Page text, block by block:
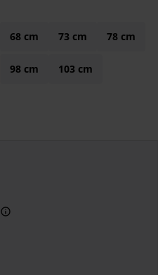
68 cm 73 cm 78 cm
98 cm
103 cm